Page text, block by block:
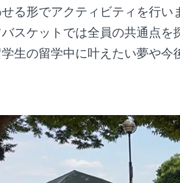
る形でアクティビティを行い
スケットでは全員の共通点
生の留学中に叶えたい夢や